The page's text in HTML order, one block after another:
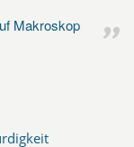
Makroskop